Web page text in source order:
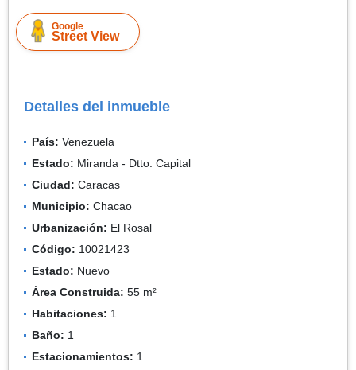
Google
Street View
Detalles del inmueble
País: Venezuela
Estado: Miranda - Dtto. Capital
Ciudad: Caracas
Municipio: Chacao
Urbanización: El Rosal
Código: 10021423
Estado: Nuevo
Área Construida: 55 m²
Habitaciones: 1
Baño: 1
Estacionamientos: 1